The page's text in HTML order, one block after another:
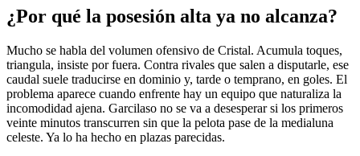
¿Por qué la posesión alta ya no alcanza?
Mucho se habla del volumen ofensivo de Cristal. Acumula toques,
triangula, insiste por fuera. Contra rivales que salen a disputarle, ese
caudal suele traducirse en dominio y, tarde o temprano, en goles. El
problema aparece cuando enfrente hay un equipo que naturaliza la
incomodidad ajena. Garcilaso no se va a desesperar si los primeros
veinte minutos transcurren sin que la pelota pase de la medialuna
celeste. Ya lo ha hecho en plazas parecidas.